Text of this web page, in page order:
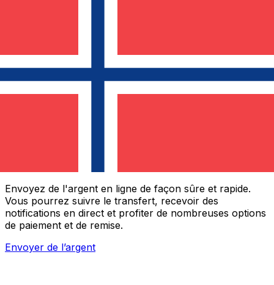
Envoyez de l'argent en ligne de façon sûre et rapide.
Vous pourrez suivre le transfert, recevoir des
notifications en direct et profiter de nombreuses options
de paiement et de remise.
Envoyer de l’argent